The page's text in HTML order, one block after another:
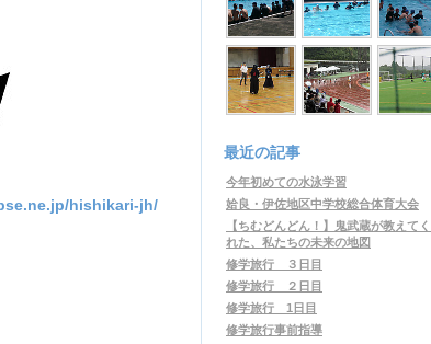
hishikari-jh/
最近の記事
今年初めての水泳学習
姶良・伊佐地区中学校総合体育大会
【ちむどんどん！】鬼武蔵が教えてく
れた、私たちの未来の地図
修学旅行 ３日目
修学旅行 ２日目
修学旅行 1日目
修学旅行事前指導